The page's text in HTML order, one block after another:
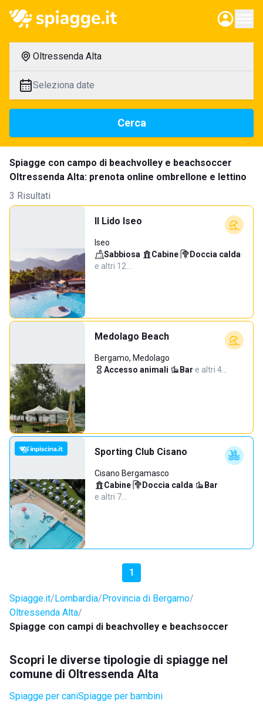
Oltressenda Alta
Seleziona date
Cerca
Spiagge con campo di beachvolley e beachsoccer
Oltressenda Alta: prenota online ombrellone e lettino
3 Risultati
Il Lido Iseo
Iseo
Sabbiosa· Cabine· Doccia calda·
e altri 12…
Medolago Beach
Bergamo, Medolago
Accesso animali· Bar·e altri 4…
Sporting Club Cisano
Cisano Bergamasco
Cabine· Doccia calda· Bar·
e altri 7…
1
Spiagge.it Lombardia Provincia di Bergamo
Oltressenda Alta
Spiagge con campi di beachvolley e beachsoccer
Scopri le diverse tipologie di spiagge nel
comune di Oltressenda Alta
Spiagge per caniSpiagge per bambini